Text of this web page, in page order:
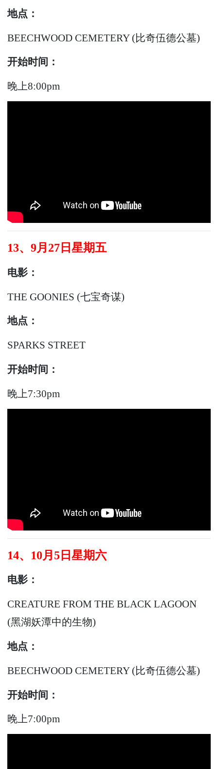
地点：
BEECHWOOD CEMETERY (比奇伍德公墓)
开始时间：
晚上8:00pm
13、9月27日星期五
电影：
THE GOONIES (七宝奇谋)
地点：
SPARKS STREET
开始时间：
晚上7:30pm
14、10月5日星期六
电影：
CREATURE FROM THE BLACK LAGOON
(黑湖妖潭中的生物)
地点：
BEECHWOOD CEMETERY (比奇伍德公墓)
开始时间：
晚上7:00pm